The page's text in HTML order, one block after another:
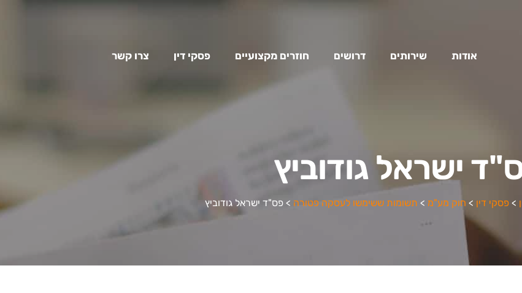
אודות שירותים דרושים חוזרים מקצועיים פסקי דין צרו קשר
ישראל גודוביץ
>פסקי דין > חוק מע"מ > תשומות ששימשו לעסקה פטורה >פס"ד ישראל גודוביץ